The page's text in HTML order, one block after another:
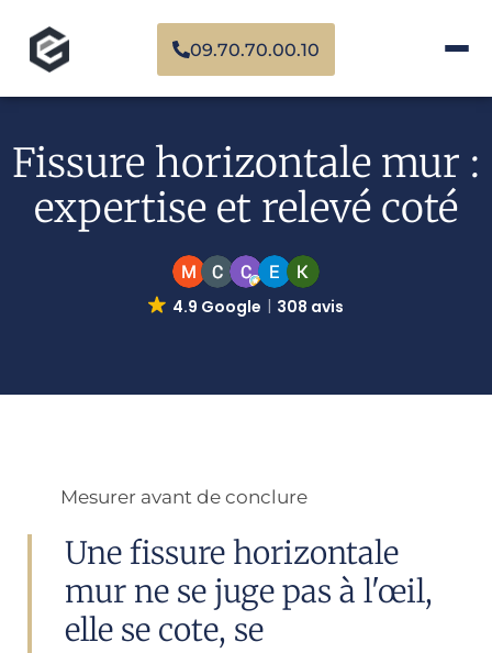
09.70.70.00.10
Fissure horizontale mur :
expertise et relevé coté
4.9 Google 308 avis
Mesurer avant de conclure
Une fissure horizontale
mur ne se juge pas à l'œil,
elle se cote, se